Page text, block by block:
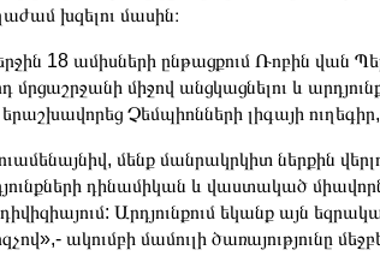
խզելու մասին։
18 ամիսների ընթացքում Ռոբին վան
մրցաշրջանի միջով անցկացնելու և
Չեմպիոնների լիգայի
մենք մանրակրկիտ ներքին
դինամիկան և վաստակած
Արդյունքում եկանք այն
ակումբի մամուլի ծառայությունը